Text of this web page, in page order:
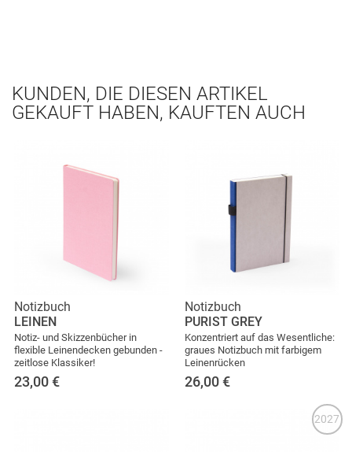
KUNDEN, DIE DIESEN ARTIKEL
GEKAUFT HABEN, KAUFTEN AUCH
Notizbuch
LEINEN
Notiz- und Skizzenbücher in
flexible Leinendecken gebunden -
zeitlose Klassiker!
23,00 €
Notizbuch
PURIST GREY
Konzentriert auf das Wesentliche:
graues Notizbuch mit farbigem
Leinenrücken
26,00 €
2027